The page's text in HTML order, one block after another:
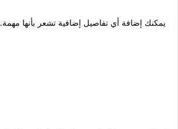
يمكنك إضافة أي تفاصيل إضافية تشعر بأنها مهمة.